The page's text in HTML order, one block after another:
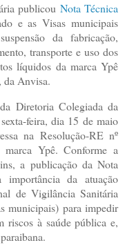
publicou Nota Técnica
e as Visas municipais
da fabricação,
transporte e uso dos
líquidos da marca Ypê
da Anvisa.
Diretoria Colegiada da
feira, dia 15 de maio
na Resolução-RE nº
marca Ypê. Conforme a
a publicação da Nota
da atuação
de Vigilância Sanitária
municipais) para impedir
riscos à saúde pública e,